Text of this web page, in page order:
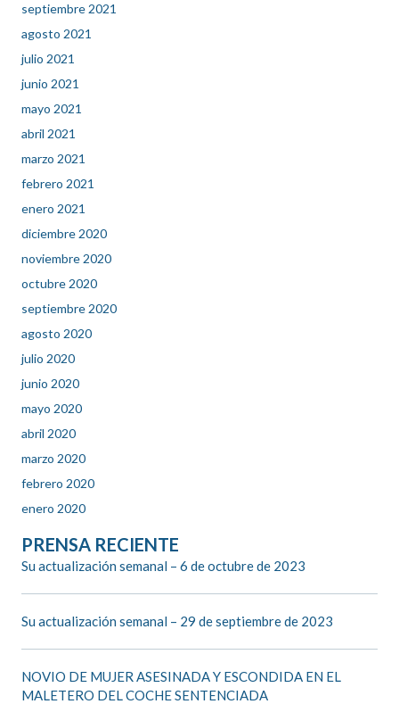
septiembre 2021
agosto 2021
julio 2021
junio 2021
mayo 2021
abril 2021
marzo 2021
febrero 2021
enero 2021
diciembre 2020
noviembre 2020
octubre 2020
septiembre 2020
agosto 2020
julio 2020
junio 2020
mayo 2020
abril 2020
marzo 2020
febrero 2020
enero 2020
PRENSA RECIENTE
Su actualización semanal – 6 de octubre de 2023
Su actualización semanal – 29 de septiembre de 2023
NOVIO DE MUJER ASESINADA Y ESCONDIDA EN EL
MALETERO DEL COCHE SENTENCIADA